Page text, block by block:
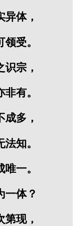
体，
受。
宗，
有。
多，
知。
一。
一体？
现，